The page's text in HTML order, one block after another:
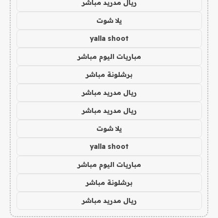
ريال مدريد مباشر
يلا شوت
yalla shoot
مباريات اليوم مباشر
برشلونة مباشر
ريال مدريد مباشر
ريال مدريد مباشر
يلا شوت
yalla shoot
مباريات اليوم مباشر
برشلونة مباشر
ريال مدريد مباشر